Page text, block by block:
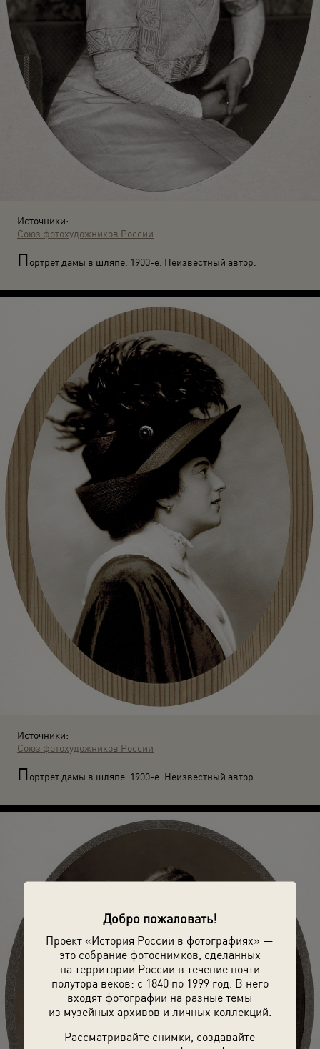
Добро пожаловать!
Проект «История России в фотографиях» —
это собрание фотоснимков, сделанных
на территории России в течение почти
полутора веков: с 1840 по 1999 год. В него
входят фотографии на разные темы
из музейных архивов и личных коллекций.
Рассматривайте снимки, создавайте
Источники:
Союз фотохудожников России
Портрет дамы в шляпе. 1900-е. Неизвестный автор.
Источники:
Союз фотохудожников России
Портрет дамы в шляпе. 1900-е. Неизвестный автор.